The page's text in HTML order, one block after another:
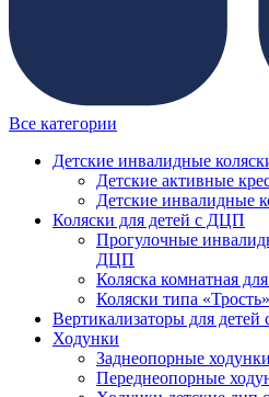
Все категории
Детские инвалидные
Детские активные
Детские инвалидные
Коляски для детей с ДЦП
Прогулочные
ДЦП
Коляска комнатная
Коляски типа
Вертикализаторы для
Ходунки
Заднеопорные
Переднеопорные